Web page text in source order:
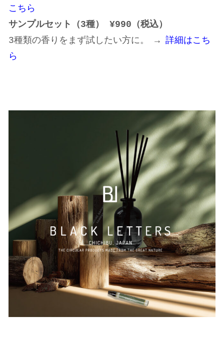
こちら
サンプルセット（3種） ¥990 （税込）
3種類の香りをまず試したい方に。 → 詳細はこち
ら